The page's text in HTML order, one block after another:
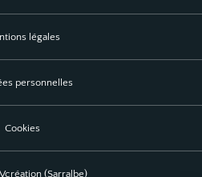
légales
personnelles
Cookies
(Sarralbe)